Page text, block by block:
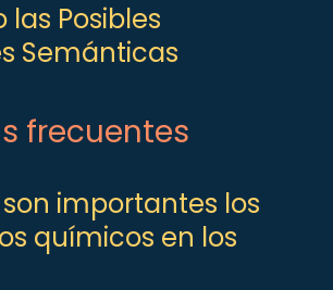
las Posibles
Semánticas
frecuentes
son importantes los
químicos en los